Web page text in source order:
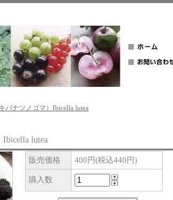
バナツノゴマ）Ibicella lutea
lutea
販売価格 400円(税込440円)
購入数